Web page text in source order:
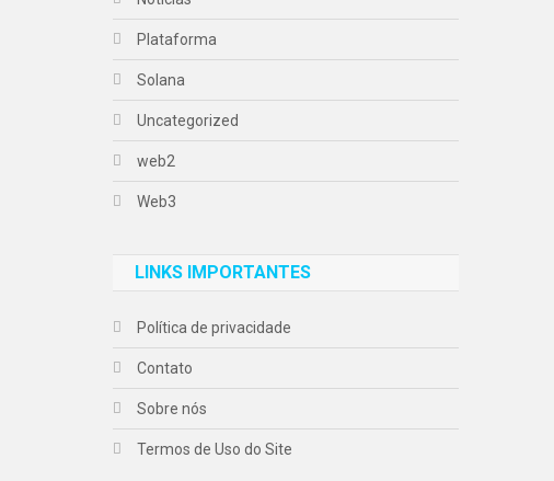
Plataforma
Solana
Uncategorized
web2
Web3
LINKS IMPORTANTES
Política de privacidade
Contato
Sobre nós
Termos de Uso do Site